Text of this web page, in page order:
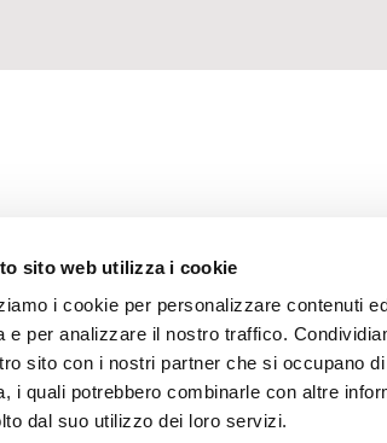
sito web utilizza i cookie
i cookie per personalizzare contenuti
e per analizzare il nostro traffico.
sito con i nostri partner che si occupano
i quali potrebbero combinarle con altre
dal suo utilizzo dei loro servizi.